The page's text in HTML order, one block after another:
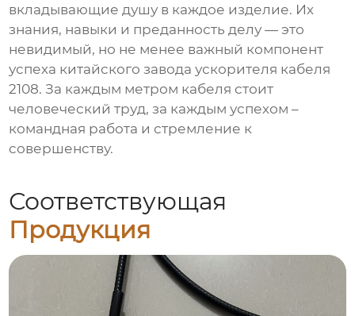
вкладывающие душу в каждое изделие. Их
знания, навыки и преданность делу — это
невидимый, но не менее важный компонент
успеха китайского завода ускорителя кабеля
2108. За каждым метром кабеля стоит
человеческий труд, за каждым успехом –
командная работа и стремление к
совершенству.
Соответствующая
Продукция